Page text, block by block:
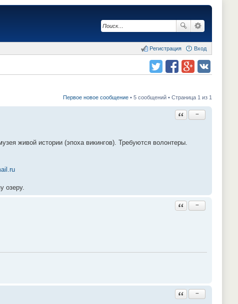
Вход
Регистрация
Первое новое сообщение • 5 сообщений • Страница 1 из 1
Ответить с цитатой
−
живой истории (эпоха викингов). Требуются волонтеры.
озеру.
Ответить с цитатой
−
Ответить с цитатой
−